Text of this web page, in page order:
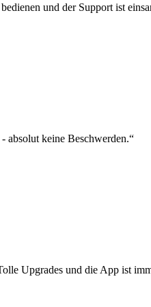
und der Support ist
absolut keine Beschwerden.“
Upgrades und die App ist